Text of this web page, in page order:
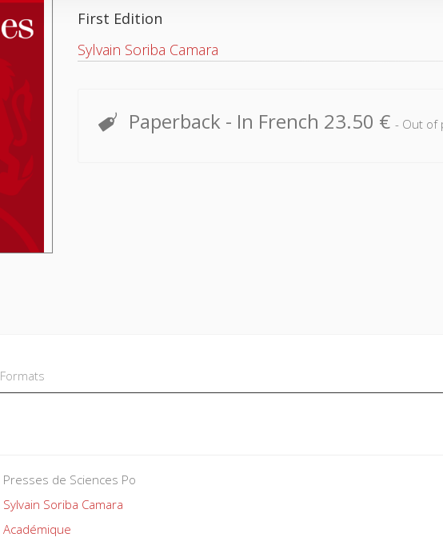
First Edition
Sylvain Soriba Camara
Paperback - In French 23.50 € - Out of
Formats
Presses de Sciences Po
Sylvain Soriba Camara
Académique